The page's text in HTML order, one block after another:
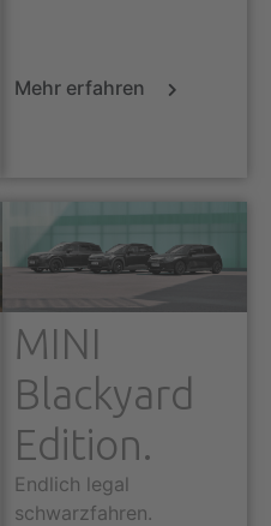
Mehr erfahren
MINI
Blackyard
Edition.
Endlich legal
schwarzfahren.